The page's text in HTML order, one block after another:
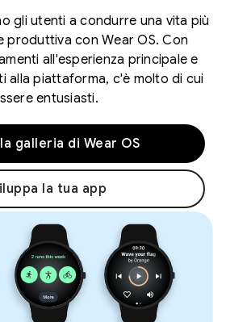
gli utenti a condurre una vita più
produttiva con Wear OS. Con
all'esperienza principale e
alla piattaforma, c'è molto di cui
entusiasti.
galleria di Wear OS
la tua app